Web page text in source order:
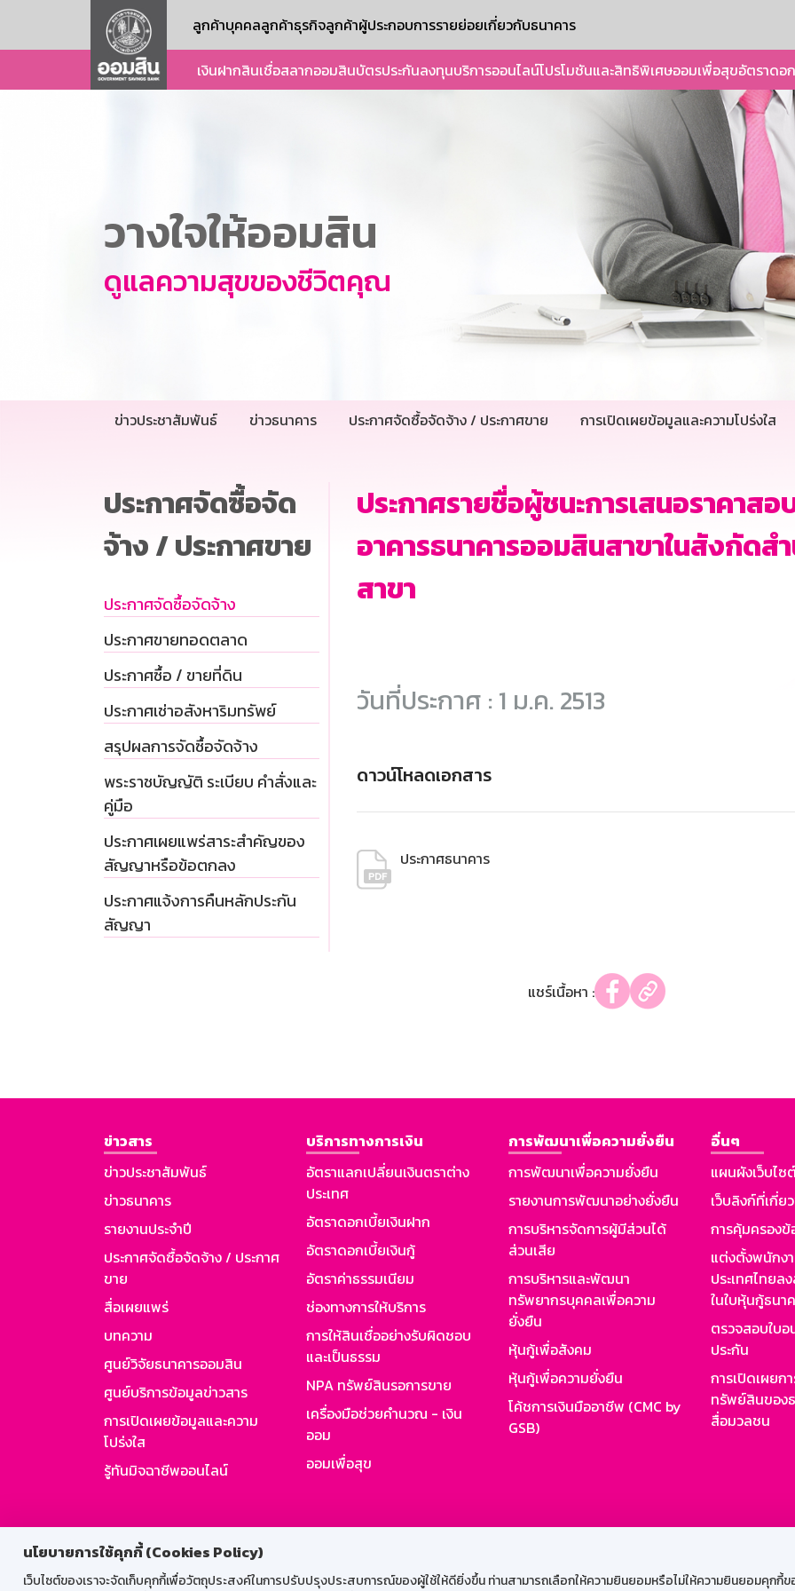
นโยบายการใช้คุกกี้ (Cookies Policy)
เว็บไซต์ของเราจะจัดเก็บคุกกี้เพื่อวัตถุประสงค์ในการปรับปรุงประสบการณ์ของผู้ใช้ให้ดียิ่งขึ้น ท่านสามารถเลือกให้ความยินยอมหรือไม่ให้ความยินยอมคุกกี้ข
ลูกค้าบุคคลลูกค้าธุรกิจลูกค้าผู้ประกอบการรายย่อยเกี่ยวกับธนาคาร
เงินฝากสินเชื่อสลากออมสินบัตรประกันลงทุนบริการออนไลน์โปรโมชันและสิทธิพิเศษออมเพื่อสุขอัตราดอ
วางใจให้ออมสิน
ดูแลความสุขของชีวิตคุณ
ข่าวประชาสัมพันธ์ ข่าวธนาคาร ประกาศจัดซื้อจัดจ้าง / ประกาศขาย การเปิดเผยข้อมูลและความโปร่งใส
ประกาศจัดซื้อจัด
จ้าง / ประกาศขาย
ประกาศจัดซื้อจัดจ้าง
ประกาศขายทอดตลาด
ประกาศซื้อ / ขายที่ดิน
ประกาศเช่าอสังหาริมทรัพย์
สรุปผลการจัดซื้อจัดจ้าง
พระราชบัญญัติ ระเบียบ คำสั่งและ
คู่มือ
ประกาศเผยแพร่สาระสำคัญของ
สัญญาหรือข้อตกลง
ประกาศแจ้งการคืนหลักประกัน
สัญญา
ประกาศรายชื่อผู้ชนะการเสนอราคาส
อาคารธนาคารออมสินสาขาในสังกัดส
สาขา
วันที่ประกาศ : 1 ม.ค. 2513
ดาวน์โหลดเอกสาร
ประกาศธนาคาร
แชร์เนื้อหา :
ข่าวสาร
ข่าวประชาสัมพันธ์
ข่าวธนาคาร
รายงานประจำปี
ประกาศจัดซื้อจัดจ้าง / ประกาศ
ขาย
สื่อเผยแพร่
บทความ
ศูนย์วิจัยธนาคารออมสิน
ศูนย์บริการข้อมูลข่าวสาร
การเปิดเผยข้อมูลและความ
โปร่งใส
รู้ทันมิจฉาชีพออนไลน์
บริการทางการเงิน
อัตราแลกเปลี่ยนเงินตราต่าง
ประเทศ
อัตราดอกเบี้ยเงินฝาก
อัตราดอกเบี้ยเงินกู้
อัตราค่าธรรมเนียม
ช่องทางการให้บริการ
การให้สินเชื่ออย่างรับผิดชอบ
และเป็นธรรม
NPA ทรัพย์สินรอการขาย
เครื่องมือช่วยคำนวณ - เงิน
ออม
ออมเพื่อสุข
การพัฒนาเพื่อความยั่งยืน
การพัฒนาเพื่อความยั่งยืน
รายงานการพัฒนาอย่างยั่งยืน
การบริหารจัดการผู้มีส่วนได้
ส่วนเสีย
การบริหารและพัฒนา
ทรัพยากรบุคคลเพื่อความ
ยั่งยืน
หุ้นกู้เพื่อสังคม
หุ้นกู้เพื่อความยั่งยืน
โค้ชการเงินมืออาชีพ (CMC by
GSB)
อื่นๆ
แผนผังเว็บไซ
เว็บลิงก์ที่เกี่ย
การคุ้มครอง
แต่งตั้งพนักง
ประเทศไทยล
ในใบหุ้นกู้ธนา
ตรวจสอบใบ
ประกัน
การเปิดเผยก
ทรัพย์สินของ
สื่อมวลชน